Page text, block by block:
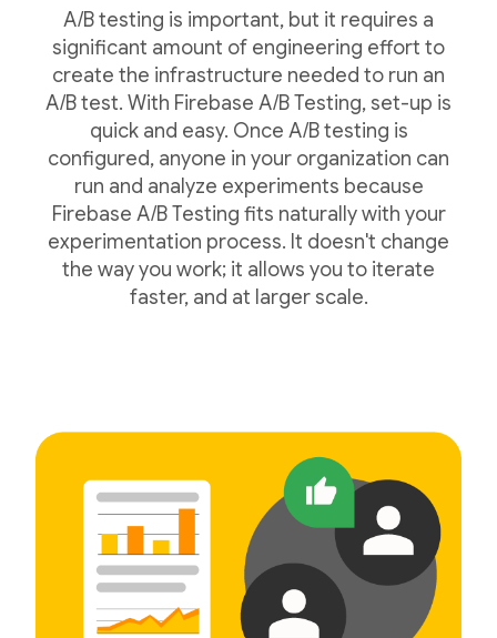
A/B testing is important, but it requires a
significant amount of engineering effort to
create the infrastructure needed to run an
A/B test. With Firebase A/B Testing, set-up is
quick and easy. Once A/B testing is
configured, anyone in your organization can
run and analyze experiments because
Firebase A/B Testing fits naturally with your
experimentation process. It doesn't change
the way you work; it allows you to iterate
faster, and at larger scale.